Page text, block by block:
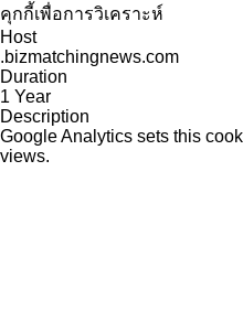
คุกกี้เพื่อการวิเคราะห์
Host
.bizmatchingnews.com
Duration
1 Year
Description
Google Analytics sets this
views.